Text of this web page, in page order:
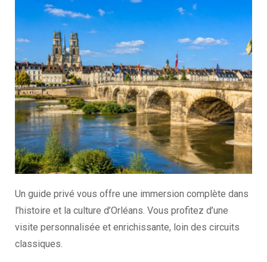
Un guide privé vous offre une immersion complète dans
l’histoire et la culture d’Orléans. Vous profitez d’une
visite personnalisée et enrichissante, loin des circuits
classiques.